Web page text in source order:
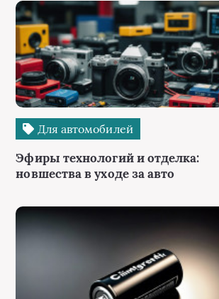
Для автомобилей
Эфиры технологий и отделка:
новшества в уходе за авто